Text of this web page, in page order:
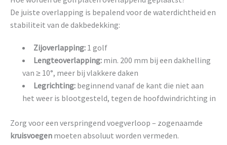
De juiste overlapping is bepalend voor de waterdichtheid en
stabiliteit van de dakbedekking:
Zijoverlapping: 1 golf
Lengteoverlapping: min. 200 mm bij een dakhelling
van ≥ 10°, meer bij vlakkere daken
Legrichting: beginnend vanaf de kant die niet aan
het weer is blootgesteld, tegen de hoofdwindrichting in
Zorg voor een verspringend voegverloop – zogenaamde
kruisvoegen moeten absoluut worden vermeden.